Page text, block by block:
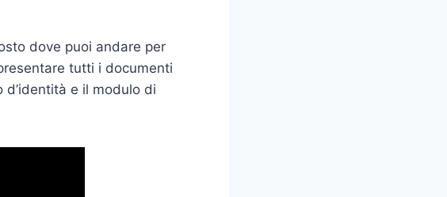
dove puoi andare per
tutti i documenti
e il modulo di